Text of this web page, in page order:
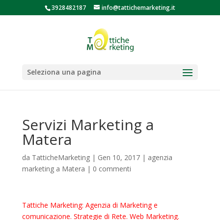
3928482187 info@tattichemarketing.it
Seleziona una pagina
Servizi Marketing a
Matera
da TatticheMarketing| Gen 10, 2017| agenzia
marketing a Matera | 0 commenti
Tattiche Marketing: Agenzia di Marketing e
comunicazione. Strategie di Rete. Web Marketing.